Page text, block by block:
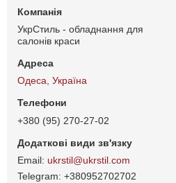
УкрСтиль - обладнання для
салонів краси
Одеса, Україна
+380 (95) 270-27-02
ukrstil@ukrstil.com
+380952702702